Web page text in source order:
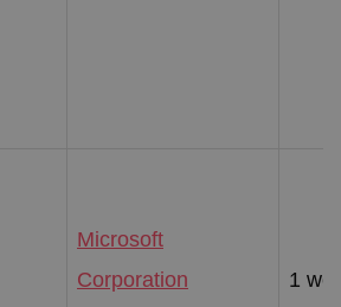
Microsoft
Corporation
1